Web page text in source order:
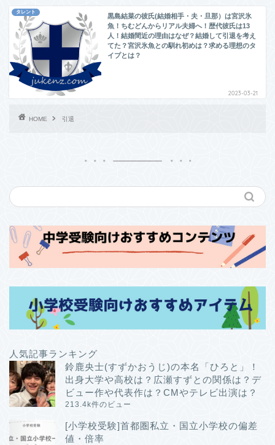
タレント
黒島結菜の彼氏(結婚相手・夫・旦那）は宮沢氷
魚！ちむどんからリアル夫婦へ！歴代彼氏は13
人！結婚間近の理由はなぜ？結婚して引退を考え
てた？宮沢氷魚との馴れ初めは？求める理想のタ
イプとは？
2023-03-21
HOME 引退
人気記事ランキング
鈴鹿央士(すずかおうじ)の本名「ひろと」！
出身大学や高校は？広瀬すずとの関係は？デ
ビュー作や代表作は？CMやテレビ出演は？
213.4k件のビュー
[小学校受験]首都圏私立・国立小学校の偏差
値・倍率